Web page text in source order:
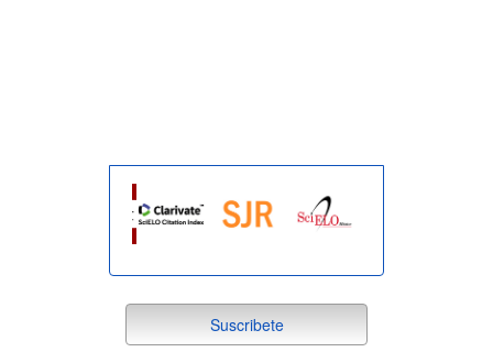
suscribete
Suscribete